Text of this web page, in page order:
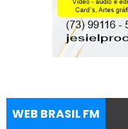
WEB BRASIL FM